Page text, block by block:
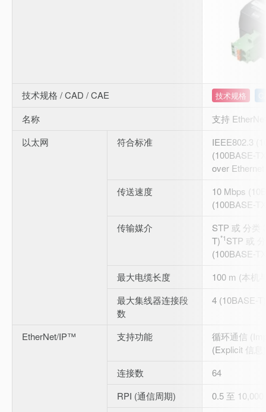
技术规格 / CAD / CAE 技术规格
名称
支持
以太网
符合标准
IEEE802.3
(100BASE-
over
传送速度
10 Mbps
(100BASE-
传输媒介
STP 或 分类
T)*1STP 或
(100BASE-
最大电缆长度
100 m (本机
最大集线器连接段
数
4 (10BASE-
EtherNet/IP™ 支持功能
循环通信
(Explicit 信息)
连接数
64
RPI (通信周期)
0.5 至